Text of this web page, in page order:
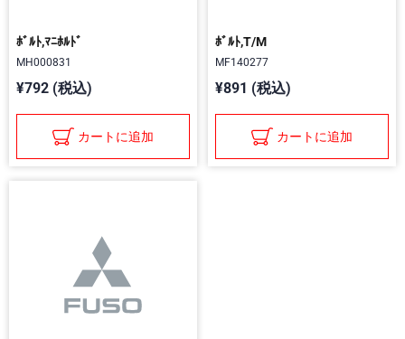
ﾎﾞﾙﾄ,ﾏﾆﾎﾙﾄﾞ
MH000831
¥792 (税込)
カートに追加
ﾎﾞﾙﾄ,T/M
MF140277
¥891 (税込)
カートに追加